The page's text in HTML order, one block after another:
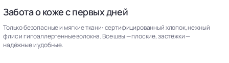
Забота о коже с первых дней
Только безопасные и мягкие ткани: сертифицированный хлопок, нежный
флис и гипоаллергенные волокна. Все швы — плоские, застёжки —
надёжные и удобные.